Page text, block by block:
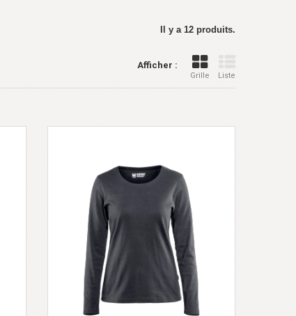
Il y a 12 produits.
Afficher :
Grille Liste